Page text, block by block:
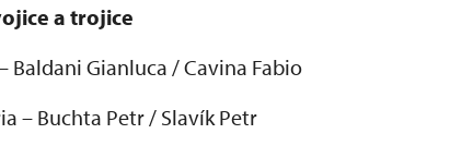
a trojice
Baldani Gianluca / Cavina Fabio
– Buchta Petr / Slavík Petr